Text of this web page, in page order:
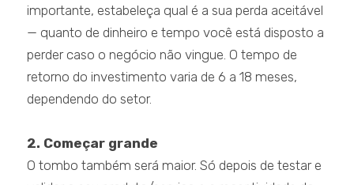
importante, estabeleça qual é a sua perda aceitável
— quanto de dinheiro e tempo você está disposto a
perder caso o negócio não vingue. O tempo de
retorno do investimento varia de 6 a 18 meses,
dependendo do setor.
2. Começar grande
O tombo também será maior. Só depois de testar e